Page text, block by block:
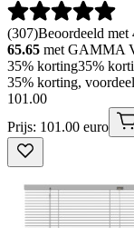
(307)Beoordeeld met
65.65 met GAMMA
35% korting35%
35% korting,
101 .00
Prijs: 101.00 euro